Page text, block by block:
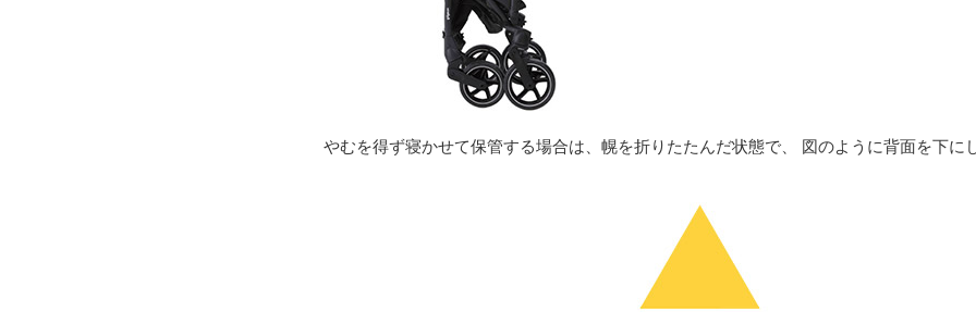
やむを得ず寝かせて保管する場合は、幌を折りたたんだ状態で、 図のように背面を下に